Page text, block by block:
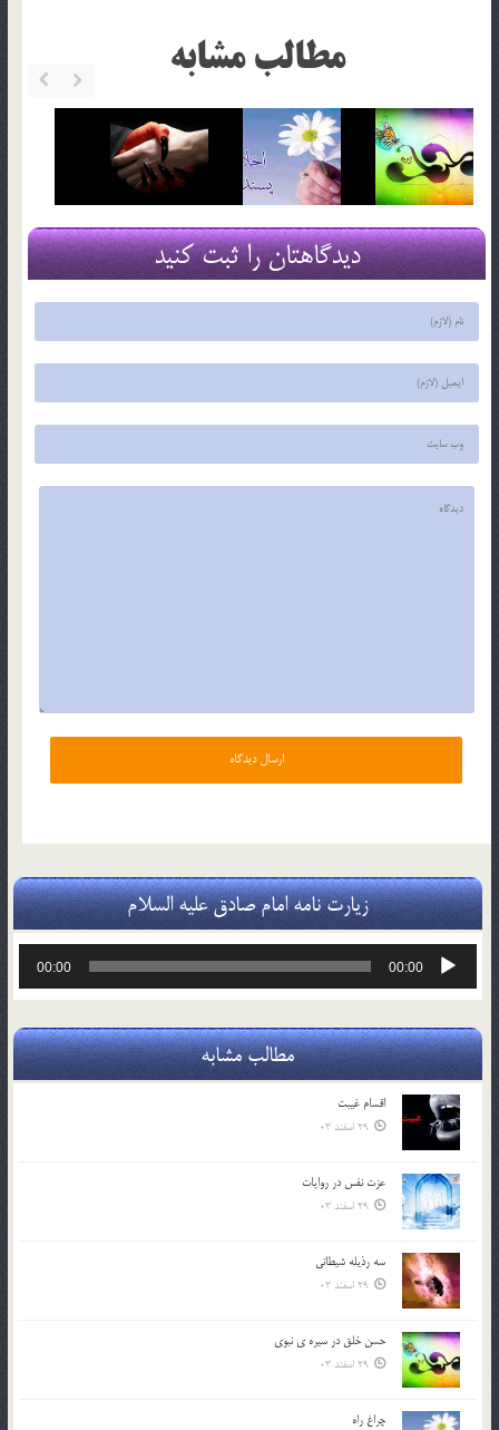
مطالب مشابه
دیدگاهتان را ثبت کنید
زیارت نامه امام صادق علیه السلام
پخش‌کننده
00:00
00:00
مطالب مشابه
اقسام غيبت
29 اسفند 03
عزت نفس در روايات
29 اسفند 03
سه رذیله شیطانی
29 اسفند 03
حسن خلق در سيره ي نبوي
29 اسفند 03
چراغ راه